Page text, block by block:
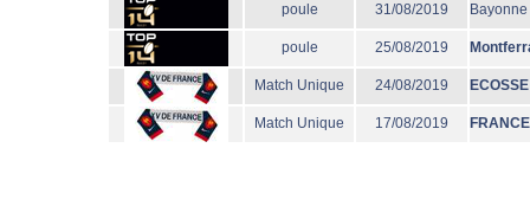
poule 31/08/2019 Bayonne
poule 25/08/2019
Match Unique 24/08/2019 ECOSSE
Match Unique 17/08/2019 FRANCE